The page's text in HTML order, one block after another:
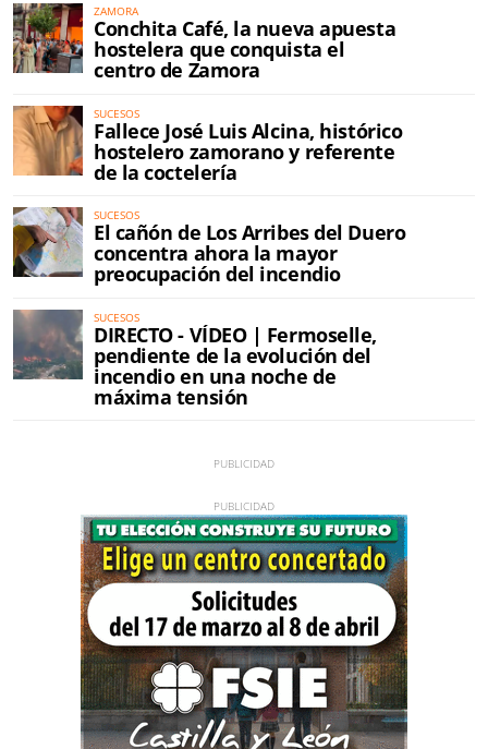
ZAMORA
Conchita Café, la nueva apuesta
hostelera que conquista el
centro de Zamora
SUCESOS
Fallece José Luis Alcina, histórico
hostelero zamorano y referente
de la coctelería
SUCESOS
El cañón de Los Arribes del Duero
concentra ahora la mayor
preocupación del incendio
SUCESOS
DIRECTO - VÍDEO | Fermoselle,
pendiente de la evolución del
incendio en una noche de
máxima tensión